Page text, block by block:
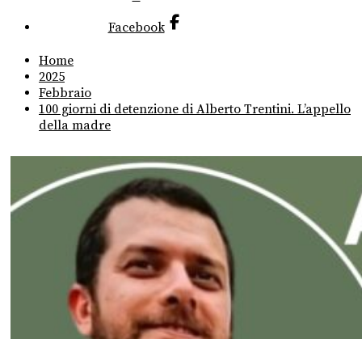
Facebook
Home
2025
Febbraio
100 giorni di detenzione di Alberto Trentini. L’appello
della madre